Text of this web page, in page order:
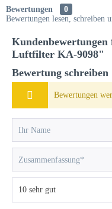
Bewertungen
0
Bewertungen lesen, schreiben
Luftfilter KA-9098"
Bewertung schreiben
Bewertungen